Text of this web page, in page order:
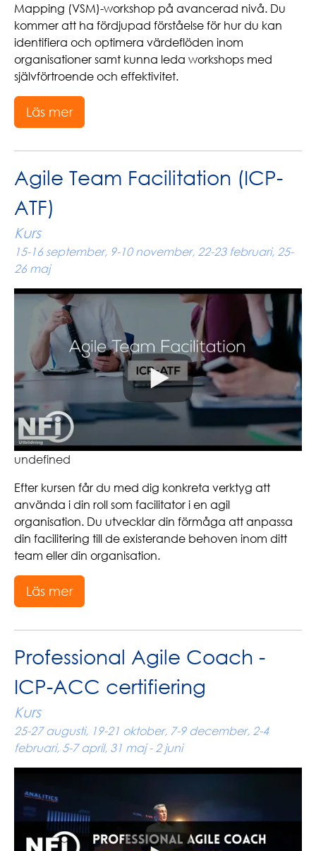
Mapping (VSM)-workshop på avancerad nivå. Du
kommer att ha fördjupad förståelse för hur du kan
identifiera och optimera värdeflöden inom
organisationer samt kunna leda workshops med
självförtroende och effektivitet.
Läs mer
Agile Team Facilitation (ICP-
ATF)
Kurs
15-16 september, 9-10 november, 22-23 februari, 25-
26 maj
undefined
Efter kursen får du med dig konkreta verktyg att
använda i din roll som facilitator i en agil
organisation. Du utvecklar din förmåga att anpassa
din facilitering till de existerande behoven inom ditt
team eller din organisation.
Läs mer
Professional Agile Coach -
ICP-ACC certifiering
Kurs
25-27 augusti, 19-21 oktober, 7-9 december, 2-4
februari, 5-7 april, 31 maj - 2 juni